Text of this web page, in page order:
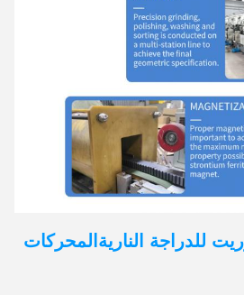
للدراجة النارية المحركات